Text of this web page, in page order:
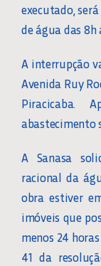
executado,
de água das 8h
A interrupção
Avenida Ruy
Piracicaba.
abastecimento
A Sanasa
racional da
obra estiver
imóveis que
menos 24
41 da